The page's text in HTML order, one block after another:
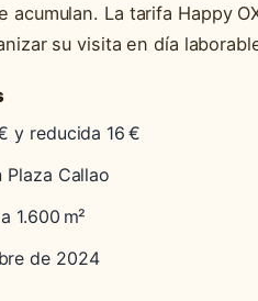
acumulan. La tarifa Happy
su visita en día
y reducida 16 €
Callao
1.600 m²
de 2024